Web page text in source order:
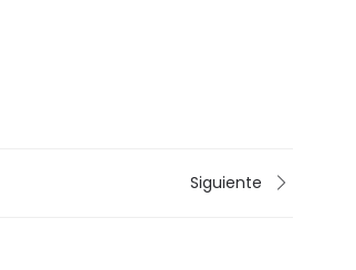
Siguiente